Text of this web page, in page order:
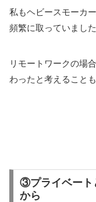
私もヘビースモーカ
頻繁に取っていました
リモートワークの場
わったと考えることも
③プライベート
から